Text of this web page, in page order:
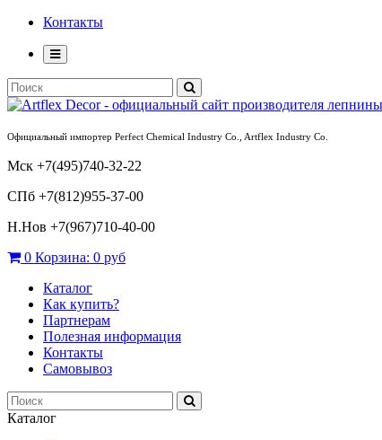
Контакты
Официальный импортер Perfect Chemical Industry Co., Artflex Industry Co.
Мск +7(495)740-32-22
СПб +7(812)955-37-00
Н.Нов +7(967)710-40-00
0 Корзина: 0 руб
Каталог
Как купить?
Партнерам
Полезная информация
Контакты
Самовывоз
Каталог